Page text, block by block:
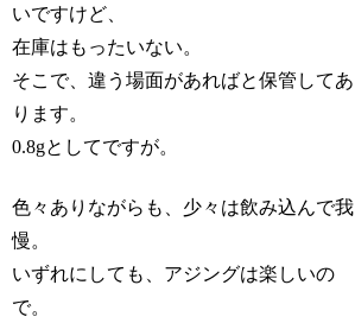
いですけど、
在庫はもったいない。
そこで、違う場面があればと保管してあ
ります。
0.8gとしてですが。
色々ありながらも、少々は飲み込んで我
慢。
いずれにしても、アジングは楽しいの
で。